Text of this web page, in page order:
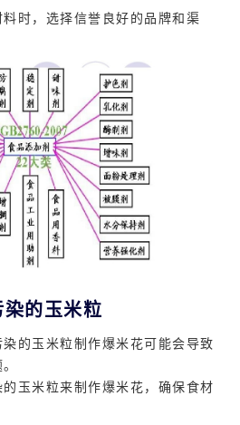
时，选择信誉良好的品牌和渠
的玉米粒
的玉米粒制作爆米花可能会导致
玉米粒来制作爆米花，确保食材